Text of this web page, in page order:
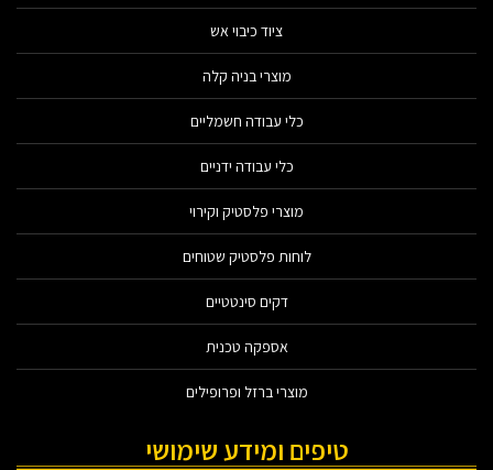
ציוד כיבוי אש
מוצרי בניה קלה
כלי עבודה חשמליים
כלי עבודה ידניים
מוצרי פלסטיק וקירוי
לוחות פלסטיק שטוחים
דקים סינטטיים
אספקה טכנית
מוצרי ברזל ופרופילים
טיפים ומידע שימושי